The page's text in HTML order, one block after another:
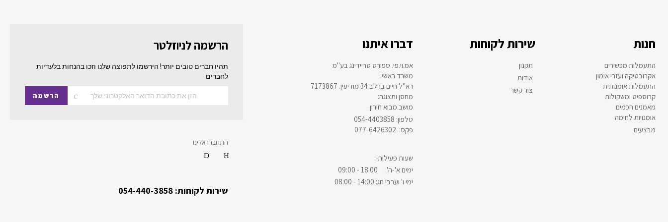
הרשמה לניוזלטר
תהיו חברים טובים יותר! הירשמו לתפוצה שלנו וזכו בהנחות בלעדיות
לחברים
הרשמה
התחברו אלינו
שירות לקוחות: 054-440-3858
דברו איתנו
אמ.וי.פי. ספורט טריידינג בע"מ
:משרד ראשי
רא"ל חיים ברלב 34 מודיעין. 7173867
:מחסן ותצוגה
.מושב מבוא חורון
054-4403858 :טלפון
077-6426302 :פקס
:שעות פעילות
ימים א'-ה': 18:00 - 09:00
ימי ו' וערבי חג: 14:00 - 08:00
שירות לקוחות
תקנון
אודות
צור קשר
התעמלות מכשירים
אקרובטיקה ועזרי אימון
התעמלות אומנותית
קרוספיט ומשקולות
מאמנים חכמים
אומנויות לחימה
מבצעים